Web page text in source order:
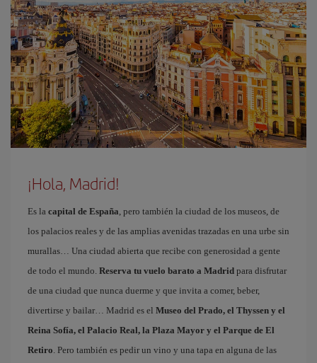
¡Hola, Madrid!
Es la capital de España, pero también la ciudad de los museos, de
los palacios reales y de las amplias avenidas trazadas en una urbe sin
murallas… Una ciudad abierta que recibe con generosidad a gente
de todo el mundo. Reserva tu vuelo barato a Madrid para disfrutar
de una ciudad que nunca duerme y que invita a comer, beber,
divertirse y bailar… Madrid es el Museo del Prado, el Thyssen y el
Reina Sofía, el Palacio Real, la Plaza Mayor y el Parque de El
Retiro. Pero también es pedir un vino y una tapa en alguna de las